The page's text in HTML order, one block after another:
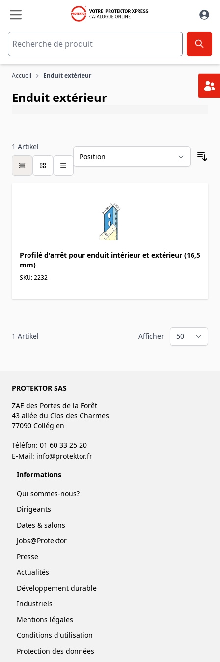
Accueil Enduit extérieur
Enduit extérieur
1 Artikel
table
Profilé d'arrêt pour enduit intérieur et extérieur (16,5
mm)
SKU: 2232
1 Artikel Afficher
PROTEKTOR SAS
ZAE des Portes de la Forêt
43 allée du Clos des Charmes
77090 Collégien
Téléfon: 01 60 33 25 20
E-Mail: info@protektor.fr
Informations
Qui sommes-nous?
Dirigeants
Dates & salons
Jobs@Protektor
Presse
Actualités
Développement durable
Industriels
Mentions légales
Conditions d'utilisation
Protection des données